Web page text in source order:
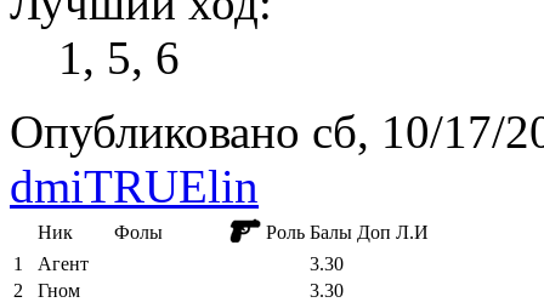
1, 5, 6
Опубликовано сб, 10/17/
dmiTRUElin
Ник Фолы Роль Балы Доп Л.И
1
Агент
3.30
2
Гном
3.30